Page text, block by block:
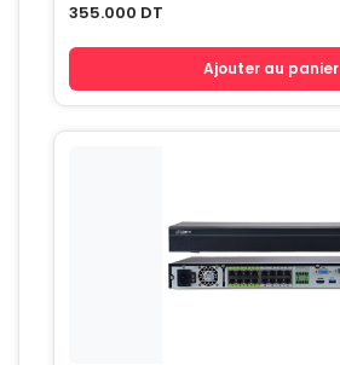
355.000 DT
Ajouter au panier